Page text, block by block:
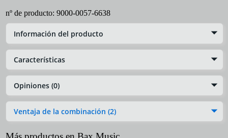
nº de producto: 9000-0057-6638
Información del producto
Características
Opiniones (0)
Ventaja de la combinación (2)